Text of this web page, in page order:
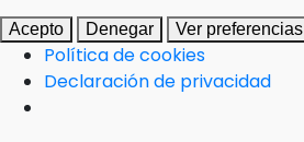
Acepto Denegar Ver preferencias
Política de cookies
Declaración de privacidad